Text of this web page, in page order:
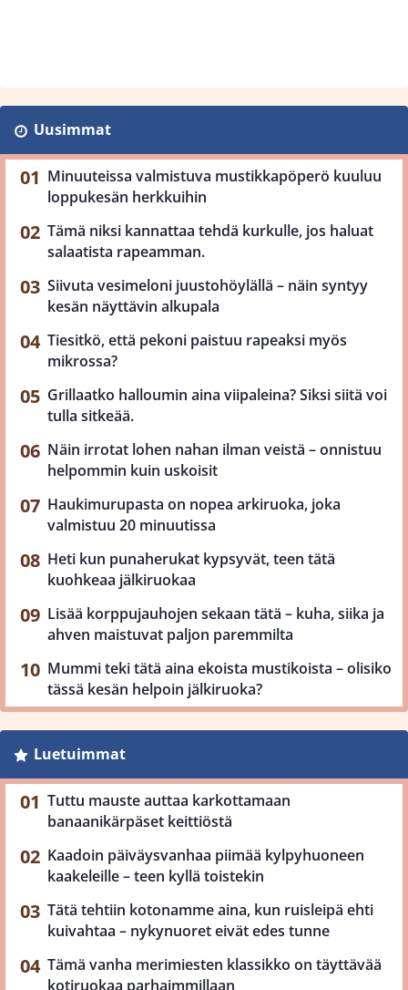
Uusimmat
Minuuteissa valmistuva mustikkapöperö kuuluu
loppukesän herkkuihin
Tämä niksi kannattaa tehdä kurkulle, jos haluat
salaatista rapeamman.
Siivuta vesimeloni juustohöylällä – näin syntyy
kesän näyttävin alkupala
Tiesitkö, että pekoni paistuu rapeaksi myös
mikrossa?
Grillaatko halloumin aina viipaleina? Siksi siitä voi
tulla sitkeää.
Näin irrotat lohen nahan ilman veistä – onnistuu
helpommin kuin uskoisit
Haukimurupasta on nopea arkiruoka, joka
valmistuu 20 minuutissa
Heti kun punaherukat kypsyvät, teen tätä
kuohkeaa jälkiruokaa
Lisää korppujauhojen sekaan tätä – kuha, siika ja
ahven maistuvat paljon paremmilta
Mummi teki tätä aina ekoista mustikoista – olisiko
tässä kesän helpoin jälkiruoka?
Luetuimmat
Tuttu mauste auttaa karkottamaan
banaanikärpäset keittiöstä
Kaadoin päiväysvanhaa piimää kylpyhuoneen
kaakeleille – teen kyllä toistekin
Tätä tehtiin kotonamme aina, kun ruisleipä ehti
kuivahtaa – nykynuoret eivät edes tunne
Tämä vanha merimiesten klassikko on täyttävää
kotiruokaa parhaimmillaan